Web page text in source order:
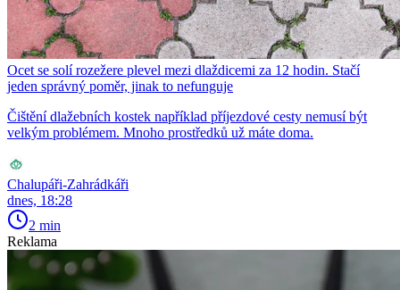
Ocet se solí rozežere plevel mezi dlaždicemi za 12 hodin. Stačí
jeden správný poměr, jinak to nefunguje
Čištění dlažebních kostek například příjezdové cesty nemusí být
velkým problémem. Mnoho prostředků už máte doma.
Chalupáři-Zahrádkáři
dnes, 18:28
2 min
Reklama